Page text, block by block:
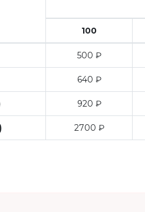
100
500 ₽
640 ₽
920 ₽
2700 ₽